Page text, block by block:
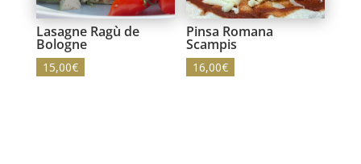
Lasagne Ragù de
Bologne
15,00€
Pinsa Romana
Scampis
16,00€